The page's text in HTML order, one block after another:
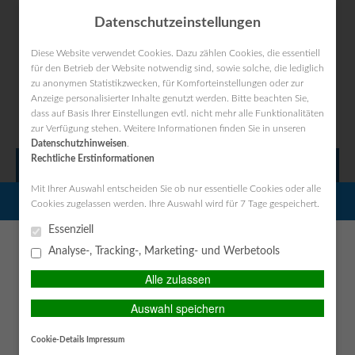
Kontakt Anfahrt Datenschutz Impressum
Versicherungsunternehmen:
BaFin veröffentlicht
Beschwerdezahlen
Beschwerdezahlen
PERSÖNLICHE BERATUNG GEWÜNSCHT?
Ich wünsche eine persönliche
Beratung und möchte
Kontakt mit einem Berater
persönliche Beratung und
möchte mit dem Besuch der
Datenschutzeinstellungen
Diese Website verwendet Cookies. Dazu zählen Cookies, die essentiell
für den Betrieb der Website notwendig sind, sowie solche, die lediglich
zu anonymen Statistikzwecken, für Komforteinstellungen oder zur
Anzeige personalisierter Inhalte genutzt werden. Bitte beachten Sie,
dass auf Basis Ihrer Einstellungen evtl. nicht mehr alle Funktionalitäten
zur Verfügung stehen. Weitere Informationen finden Sie in unseren
Datenschutzhinweisen
Rechtliche Erstinformationen
Mit Ihrer Auswahl entscheiden Sie ob nur essentielle Cookies oder alle
Cookies zugelassen werden. Ihre Auswahl wird für 7 Tage gespeichert.
Essenziell
Analyse-, Tracking-, Marketing- und Werbetools
Alle zulassen
Auswahl speichern
Cookie-Details Impressum